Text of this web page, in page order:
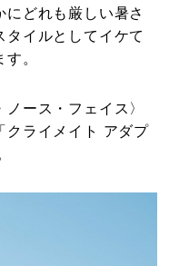
どれも厳しい暑さ
タイルとしてイケて
。
ース・フェイス〉
クライメイト アダプ